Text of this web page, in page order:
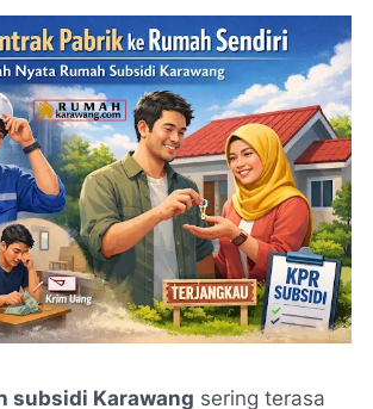
subsidi Karawang sering terasa